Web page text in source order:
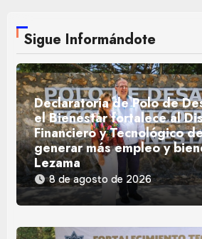
Sigue Informándote
Declaratoria de Polo de
el Bienestar fortalece al
Financiero y Tecnológico
generar más empleo y
Lezama
8 de agosto de 2026